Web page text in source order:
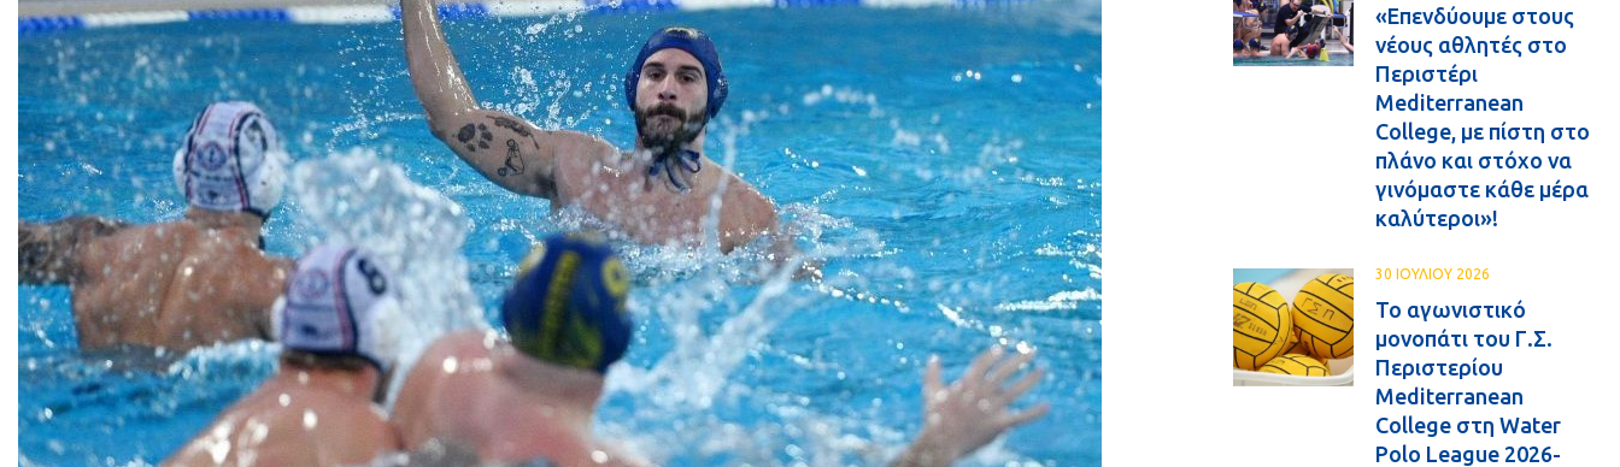
«Επενδύουμε στους
νέους αθλητές στο
Περιστέρι
Mediterranean
College, με πίστη στο
πλάνο και στόχο να
γινόμαστε κάθε μέρα
καλύτεροι»!
30 ΙΟΥΛΙΟΥ 2026
Το αγωνιστικό
μονοπάτι του Γ.Σ.
Περιστερίου
Mediterranean
College στη Water
Polo League 2026-